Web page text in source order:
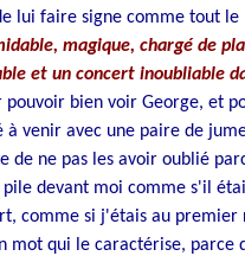
lui faire signe comme tout
magique, chargé de
et un concert inoubliable
pouvoir bien voir George, et
à venir avec une paire de
de ne pas les avoir oublié
devant moi comme s'il
comme si j'étais au premier
mot qui le caractérise, parce